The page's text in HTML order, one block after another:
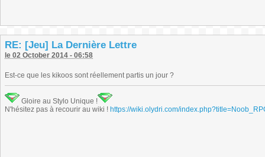
RE: [Jeu] La Dernière Lettre
le 02 October 2014 - 06:58
Est-ce que les kikoos sont réellement partis un jour ?
Gloire au Stylo Unique !
N'hésitez pas à recourir au wiki ! https://wiki.olydri.com/